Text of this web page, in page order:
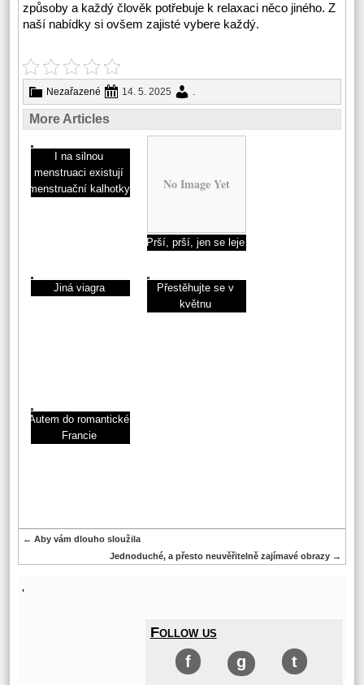
způsoby a každý člověk potřebuje k relaxaci něco jiného. Z
naší nabídky si ovšem zajisté vybere každý.
Nezařazené 14. 5. 2025 .
More Articles
I na silnou
menstruaci existují
menstruační kalhotky
No Image Yet
Prší, prší, jen se leje
Jiná viagra
Přestěhujte se v
květnu
Autem do romantické
Francie
← Aby vám dlouho sloužila
Jednoduché, a přesto neuvěřitelně zajímavé obrazy →
'
Follow us
f g t